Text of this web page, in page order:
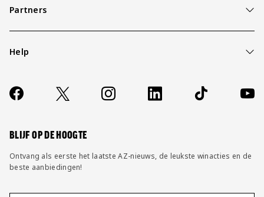
Partners
Help
Contact
FAQ
Socials
https://www.facebook.com/AZAlkmaar
X Instagram LinkedIn TikTok
BLIJF OP DE HOOGTE
Ontvang als eerste het laatste AZ-nieuws, de leukste winacties en de
beste aanbiedingen!